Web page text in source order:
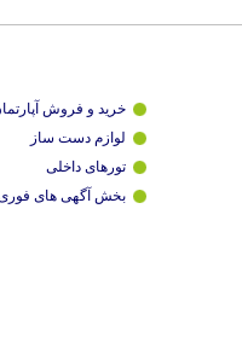
خرید و فروش
لوازم دست ساز
تورهای داخلی
بخش آگهی های